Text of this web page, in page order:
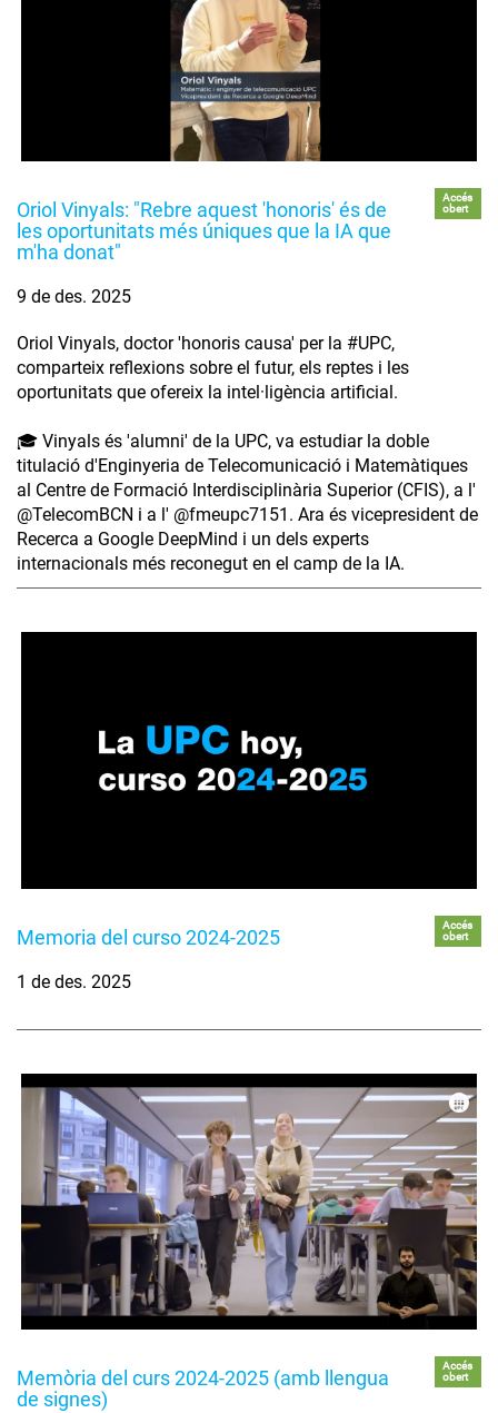
Oriol Vinyals: "Rebre aquest 'honoris' és de
les oportunitats més úniques que la IA que
m'ha donat"
Accés
obert
9 de des. 2025
Oriol Vinyals, doctor 'honoris causa' per la #UPC,
comparteix reflexions sobre el futur, els reptes i les
oportunitats que ofereix la intel·ligència artificial.
🎓 Vinyals és 'alumni' de la UPC, va estudiar la doble
titulació d'Enginyeria de Telecomunicació i Matemàtiques
al Centre de Formació Interdisciplinària Superior (CFIS), a l'
‪@TelecomBCN‬ i a l' ‪@fmeupc7151‬. Ara és vicepresident de
Recerca a Google DeepMind i un dels experts
internacionals més reconegut en el camp de la IA.
Memoria del curso 2024-2025
Accés
obert
1 de des. 2025
Memòria del curs 2024-2025 (amb llengua
de signes)
Accés
obert